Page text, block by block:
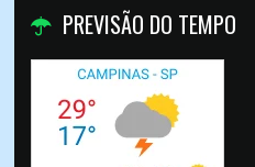
PREVISÃO DO TEMPO